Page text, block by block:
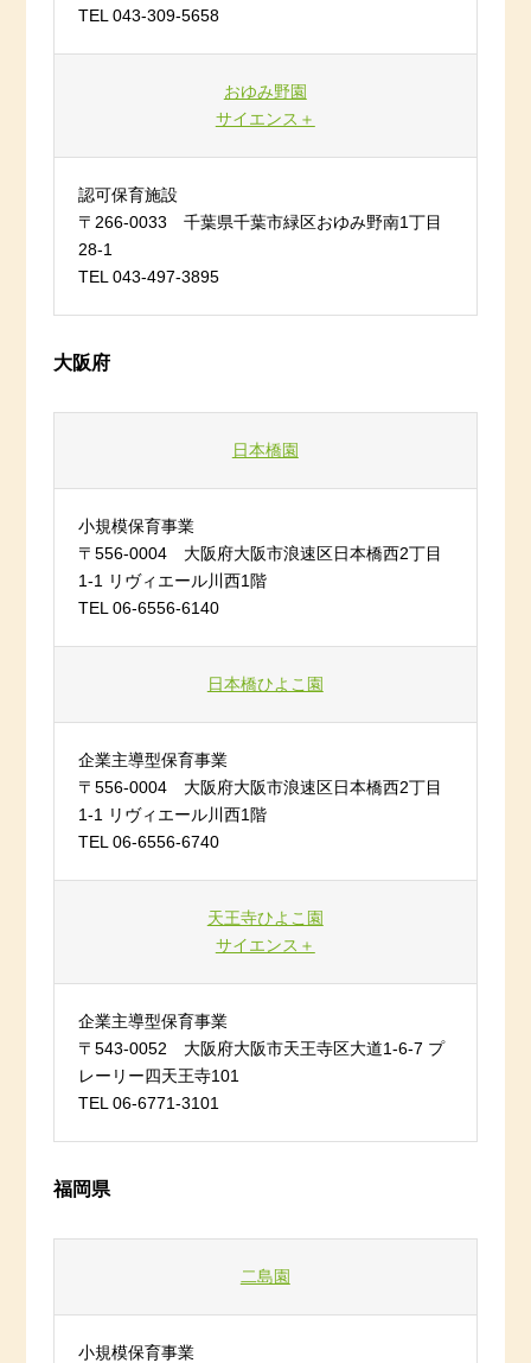
TEL 043-309-5658
おゆみ野園
サイエンス＋
認可保育施設
〒266-0033 千葉県千葉市緑区おゆみ野南1丁目
28-1
TEL 043-497-3895
大阪府
日本橋園
小規模保育事業
〒556-0004 大阪府大阪市浪速区日本橋西2丁目
1-1 リヴィエール川西1階
TEL 06-6556-6140
日本橋ひよこ園
企業主導型保育事業
〒556-0004 大阪府大阪市浪速区日本橋西2丁目
1-1 リヴィエール川西1階
TEL 06-6556-6740
天王寺ひよこ園
サイエンス＋
企業主導型保育事業
〒543-0052 大阪府大阪市天王寺区大道1-6-7 プ
レーリー四天王寺101
TEL 06-6771-3101
福岡県
二島園
小規模保育事業